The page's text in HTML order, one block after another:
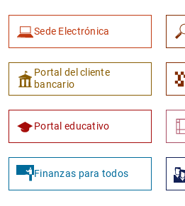
Sede Electrónica
Portal del cliente
bancario
Portal educativo
Finanzas para todos